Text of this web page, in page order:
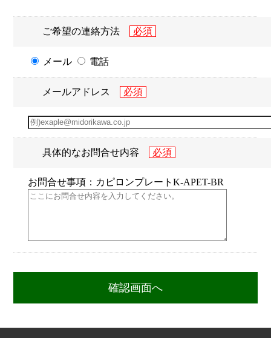
ご希望の連絡方法
メール 電話
メールアドレス
具体的なお問合せ内容
お問合せ事項：カピロンプレートK-APET-BR